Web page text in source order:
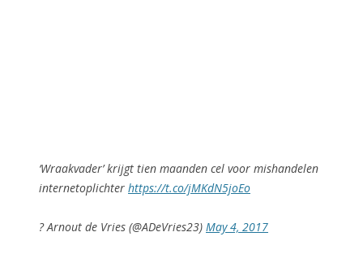
‘Wraakvader’ krijgt tien maanden cel voor mishandelen
internetoplichter https://t.co/jMKdN5joEo
? Arnout de Vries (@ADeVries23) May 4, 2017